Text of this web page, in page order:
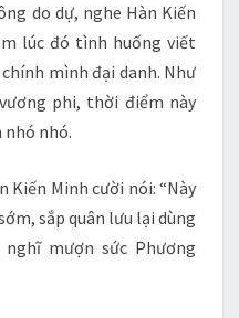
do dự, nghe Hàn Kiến
lúc đó tình huống viết
mình đại danh. Như
phi, thời điểm này
nhó nhó.
Kiến Minh cười nói: “Này
sắp quân lưu lại dùng
mượn sức Phương